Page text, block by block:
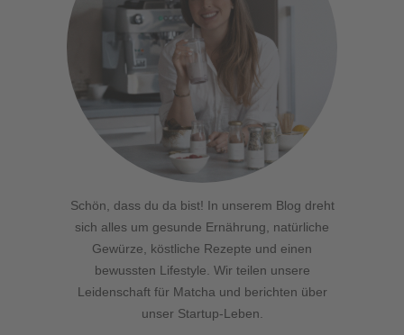
Schön, dass du da bist! In unserem Blog dreht
sich alles um gesunde Ernährung, natürliche
Gewürze, köstliche Rezepte und einen
bewussten Lifestyle. Wir teilen unsere
Leidenschaft für Matcha und berichten über
unser Startup-Leben.